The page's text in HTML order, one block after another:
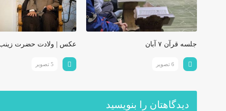
جلسه قرآن ۷ آبان
6 تصویر
عکس | ولادت حضرت
5 تصویر
دیدگاهتان را بنویسید